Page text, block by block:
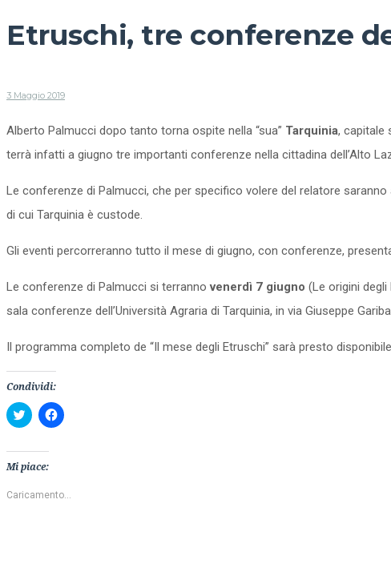
Etruschi, tre conferenze
3 Maggio 2019
Alberto Palmucci dopo tanto torna ospite nella “sua” Tarquinia, capitale
terrà infatti a giugno tre importanti conferenze nella cittadina dell’Alto
Le conferenze di Palmucci, che per specifico volere del relatore
di cui Tarquinia è custode.
Gli eventi percorreranno tutto il mese di giugno, con conferenze,
Le conferenze di Palmucci si terrannovenerdì 7 giugno (Le origini
sala conferenze dell’Università Agraria di Tarquinia, in via Giuseppe
Il programma completo de “Il mese degli Etruschi” sarà presto
Condividi:
Fai
clic
condividere
su
Twitter
apre
Fai
clic
in
Mi piace:
Caricamento...